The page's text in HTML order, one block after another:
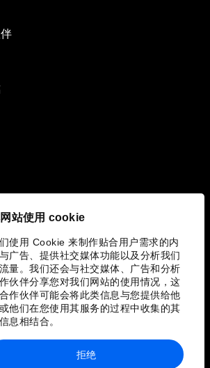
站使用 cookie
使用 Cookie 来制作贴合用户需求的内
广告、提供社交媒体功能以及分析我们
量。我们还会与社交媒体、广告和分析
伙伴分享您对我们网站的使用情况，这
作伙伴可能会将此类信息与您提供给他
他们在您使用其服务的过程中收集的其
息相结合。
拒绝